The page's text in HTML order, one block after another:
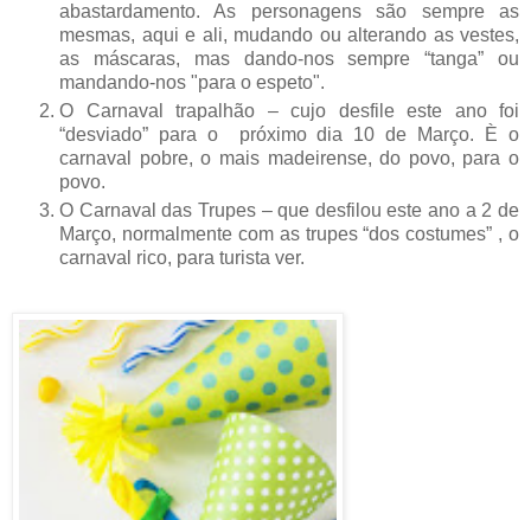
abastardamento. As personagens são sempre as
mesmas, aqui e ali, mudando ou alterando as vestes,
as máscaras, mas dando-nos sempre “tanga” ou
mandando-nos "para o espeto".
O Carnaval trapalhão – cujo desfile este ano foi
“desviado” para o próximo dia 10 de Março. È o
carnaval pobre, o mais madeirense, do povo, para o
povo.
O Carnaval das Trupes – que desfilou este ano a 2 de
Março, normalmente com as trupes “dos costumes” , o
carnaval rico, para turista ver.